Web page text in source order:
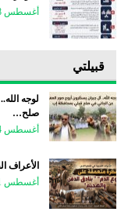
أغسطس 8, 2026
قبيلتي
لوجه
صلح…
أغسطس 4, 2026
الأعراف
أغسطس 1, 2026